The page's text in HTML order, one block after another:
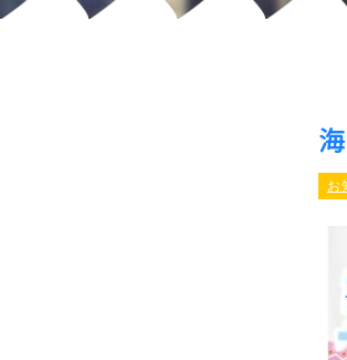
お